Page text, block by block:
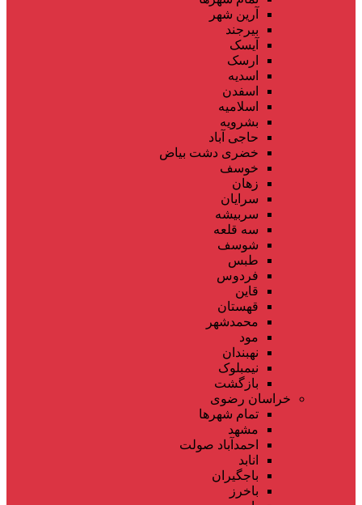
آرین شهر
بیرجند
آیسک
ارسک
اسدیه
اسفدن
اسلامیه
بشرویه
حاجی آباد
خضری دشت بیاض
خوسف
زهان
سرایان
سربیشه
سه قلعه
شوسف
طبس
فردوس
قاین
قهستان
محمدشهر
مود
نهبندان
نیمبلوک
بازگشت
خراسان رضوی
تمام شهر‌ها
مشهد
احمدآباد صولت
انابد
باجگیران
باخرز